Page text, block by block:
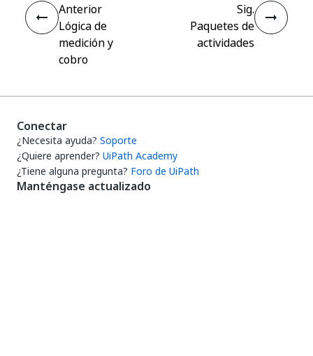
Anterior
Lógica de
medición y
cobro
Sig.
Paquetes de
actividades
Conectar
¿Necesita ayuda? Soporte
¿Quiere aprender? UiPath Academy
¿Tiene alguna pregunta? Foro de UiPath
Manténgase actualizado